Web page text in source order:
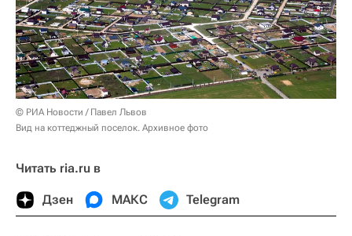
© РИА Новости / Павел Львов
Вид на коттеджный поселок. Архивное фото
Читать ria.ru в
Дзен МАКС Telegram